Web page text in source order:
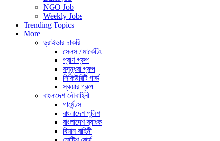
NGO Job
Weekly Jobs
Trending Topics
More
ড্রাইভার চাকরি
সেলস / মার্কেটিং
প্রাণ গ্রুপ
বসুন্ধরা গ্রুপ
সিকিউরিটি গার্ড
স্কয়ার গ্রুপ
বাংলাদেশ নৌবাহিনী
গার্মেন্টস
বাংলাদেশ পুলিশ
বাংলাদেশ ব্যাংক
বিমান বাহিনী